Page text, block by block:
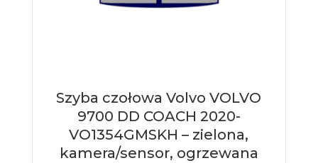
Szyba czołowa Volvo VOLVO
9700 DD COACH 2020-
VO1354GMSKH – zielona,
kamera/sensor, ogrzewana